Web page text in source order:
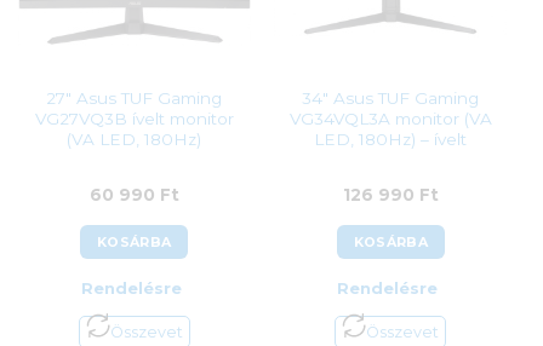
27″ Asus TUF Gaming
VG27VQ3B ívelt monitor
(VA LED, 180Hz)
60 990 Ft
KOSÁRBA
Rendelésre
Összevet
34″ Asus TUF Gaming
VG34VQL3A monitor (VA
LED, 180Hz) – ívelt
126 990 Ft
KOSÁRBA
Rendelésre
Összevet